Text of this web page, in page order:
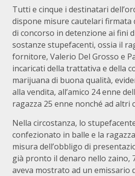
Tutti e cinque i destinatari
dispone misure cautelari firmata
di concorso in detenzione ai fini
sostanze stupefacenti, ossia il
fornitore, Valerio Del Grosso e
incaricati della trattativa e della
marijuana di buona qualità,
alla vendita, all’amico 24 enne
ragazza 25 enne nonché ad altri
Nella circostanza, lo
confezionato in balle e la
misura dell’obbligo di
già pronto il denaro nello zaino,
aveva mostrato ad un emissario